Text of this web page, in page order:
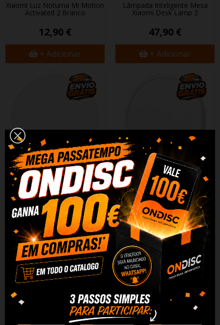
Xiaomi Luz Noturna Mi Motion
Activated 2 Branco
12,90 €
+ Adicionar
Lâmpada Inteligente Mesa
Xiaomi Desk Lamp 2
47,90 €
+ Adicionar
Lampada Teto Xiaomi D30
Smart Ceiling 30W
58,90 €
+ Adicionar
Lampada Teto Xiaomi D20
Smart Ceiling
38,90 €
+ Adicionar